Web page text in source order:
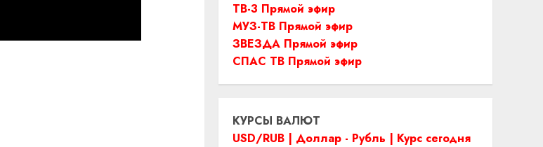
ТВ-3 Прямой эфир
МУЗ-ТВ Прямой эфир
ЗВЕЗДА Прямой эфир
СПАС ТВ Прямой эфир
КУРСЫ ВАЛЮТ
USD/RUB | Доллар - Рубль | Курс сегодня